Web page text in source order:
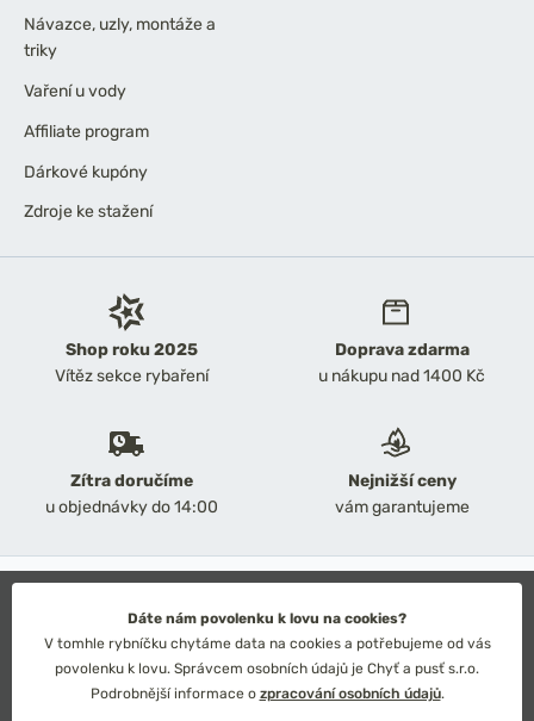
Shop roku 2025
Vítěz sekce rybaření
Doprava zdarma
u nákupu nad 1400 Kč
Zítra doručíme
u objednávky do 14:00
Nejnižší ceny
vám garantujeme
Návazce, uzly, montáže a
triky
Vaření u vody
Affiliate program
Dárkové kupóny
Zdroje ke stažení
Obchodní podmínky
Ochrana osobních údajů
Technické řešení: Simplia s.r.o.
Strategický design: Petr Široký
Dáte nám povolenku k lovu na cookies?
V tomhle rybníčku chytáme data na cookies a potřebujeme od vás
povolenku k lovu. Správcem osobních údajů je Chyť a pusť s.r.o.
Podrobnější informace o zpracování osobních údajů.